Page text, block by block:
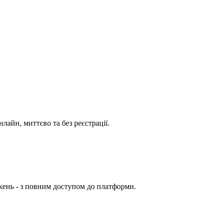
миттєво та без реєстрації.
- з повним доступом до платформи.